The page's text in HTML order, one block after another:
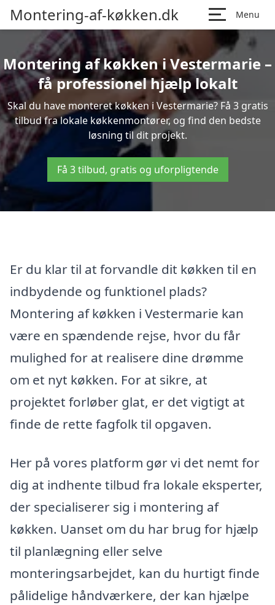
Montering-af-køkken.dk Menu
Montering af køkken i Vestermarie –
få professionel hjælp lokalt
Skal du have monteret køkken i Vestermarie? Få 3 gratis
tilbud fra lokale køkkenmontører, og find den bedste
løsning til dit projekt.
Få 3 tilbud, gratis og uforpligtende
Er du klar til at forvandle dit køkken til en
indbydende og funktionel plads?
Montering af køkken i Vestermarie kan
være en spændende rejse, hvor du får
mulighed for at realisere dine drømme
om et nyt køkken. For at sikre, at
projektet forløber glat, er det vigtigt at
finde de rette fagfolk til opgaven.
Her på vores platform gør vi det nemt for
dig at indhente tilbud fra lokale eksperter,
der specialiserer sig i montering af
køkken. Uanset om du har brug for hjælp
til planlægning eller selve
monteringsarbejdet, kan du hurtigt finde
pålidelige håndværkere, der kan hjælpe